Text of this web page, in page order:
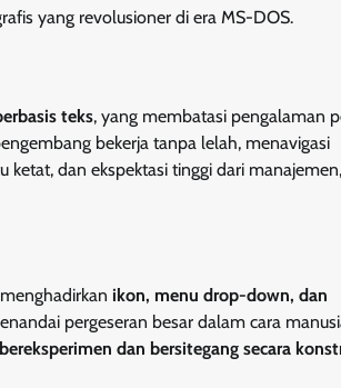
yang revolusioner di era MS-DOS.
teks, yang membatasi pengalaman
bekerja tanpa lelah, menavigasi
ketat, dan ekspektasi tinggi dari manajemen,
ikon, menu drop-down, dan
pergeseran besar dalam cara
dan bersitegang secara